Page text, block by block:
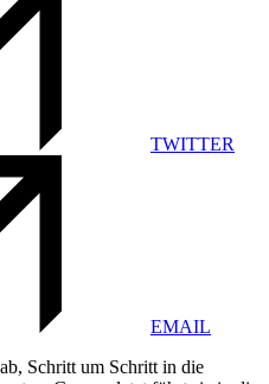
TWITTER
EMAIL
Schritt um Schritt in die